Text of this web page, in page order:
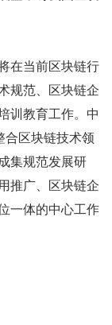
在当前区块链行
规范、区块链企
训教育工作。中
合区块链技术领
集规范发展研
推广、区块链企
一体的中心工作